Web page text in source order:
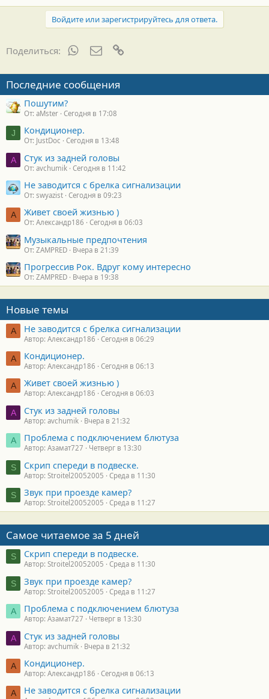
Войдите или зарегистрируйтесь для ответа.
Поделиться: WhatsAppЭлектронная почта
Последние сообщения
Пошутим?
От: aMster Сегодня в 17:08
J Кондиционер.
От: JustDoc Сегодня в 13:48
A Стук из задней головы
От: avchumik Сегодня в 11:42
Не заводится с брелка сигнализации
От: swyazist Сегодня в 09:23
А Живет своей жизнью )
От: Александр186 Сегодня в 06:03
Музыкальные предпочтения
От: ZAMPRED Вчера в 21:39
Прогрессив Рок. Вдруг кому интересно
От: ZAMPRED Вчера в 19:38
Новые темы
А Не заводится с брелка сигнализации
Автор: Александр186 Сегодня в 06:29
А Кондиционер.
Автор: Александр186 Сегодня в 06:13
А Живет своей жизнью )
Автор: Александр186 Сегодня в 06:03
A Стук из задней головы
Автор: avchumik Вчера в 21:32
А Проблема с подключением блютуза
Автор: Азамат727 Четверг в 13:30
S Скрип спереди в подвеске.
Автор: Stroitel20052005 Среда в 11:30
S Звук при проезде камер?
Автор: Stroitel20052005 Среда в 11:27
Самое читаемое за 5 дней
S Скрип спереди в подвеске.
Автор: Stroitel20052005 Среда в 11:30
S Звук при проезде камер?
Автор: Stroitel20052005 Среда в 11:27
А Проблема с подключением блютуза
Автор: Азамат727 Четверг в 13:30
A Стук из задней головы
Автор: avchumik Вчера в 21:32
А Кондиционер.
Автор: Александр186 Сегодня в 06:13
А Не заводится с брелка сигнализации